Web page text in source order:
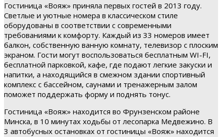
Гостиница «Вояж» приняла первых гостей в 2013 году.
Светлые и уютные номера в классическом стиле
оборудованы в соответствии с современными
требованиями к комфорту. Каждый из 33 номеров имеет
балкон, собственную ванную комнату, телевизор с плоским
экраном. Гости могут воспользоваться бесплатным WI-FI,
бесплатной парковкой, кафе, где подают легкие закуски и
напитки, а находящийся в смежном здании спортивный
комплекс с бассейном, саунами и тренажерным залом
поможет поддержать форму и поднять тонус.
Гостиница «Вояж» находится во Фрунзенском районе
Минска, в 10 минутах ходьбы от лесопарка Медвежино. В
3 автобусных остановках от гостиницы «Вояж» находится